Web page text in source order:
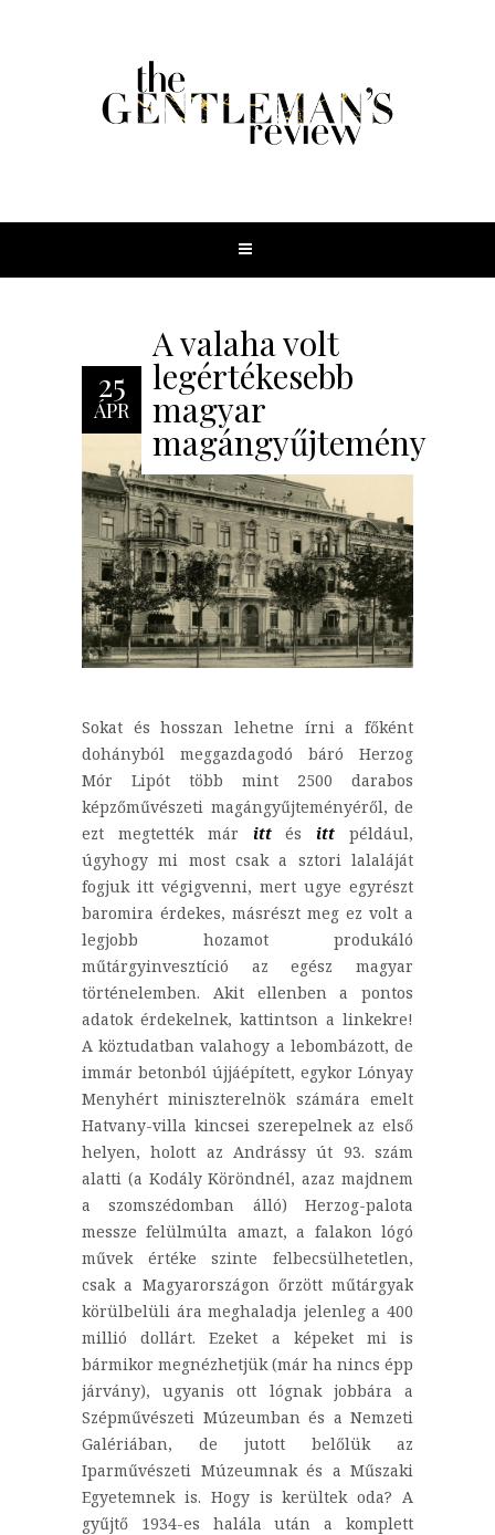
25
ÁPR
A valaha volt
legértékesebb
magyar
magángyűjtemény
Sokat és hosszan lehetne írni a főként
dohányból meggazdagodó báró Herzog
Mór Lipót több mint 2500 darabos
képzőművészeti magángyűjteményéről, de
ezt megtették már ittés itt például,
úgyhogy mi most csak a sztori lalaláját
fogjuk itt végigvenni, mert ugye egyrészt
baromira érdekes, másrészt meg ez volt a
legjobb hozamot produkáló
műtárgyinvesztíció az egész magyar
történelemben. Akit ellenben a pontos
adatok érdekelnek, kattintson a linkekre!
A köztudatban valahogy a lebombázott, de
immár betonból újjáépített, egykor Lónyay
Menyhért miniszterelnök számára emelt
Hatvany-villa kincsei szerepelnek az első
helyen, holott az Andrássy út 93. szám
alatti (a Kodály Köröndnél, azaz majdnem
a szomszédomban álló) Herzog-palota
messze felülmúlta amazt, a falakon lógó
művek értéke szinte felbecsülhetetlen,
csak a Magyarországon őrzött műtárgyak
körülbelüli ára meghaladja jelenleg a 400
millió dollárt. Ezeket a képeket mi is
bármikor megnézhetjük (már ha nincs épp
járvány), ugyanis ott lógnak jobbára a
Szépművészeti Múzeumban és a Nemzeti
Galériában, de jutott belőlük az
Iparművészeti Múzeumnak és a Műszaki
Egyetemnek is. Hogy is kerültek oda? A
gyűjtő 1934-es halála után a komplett